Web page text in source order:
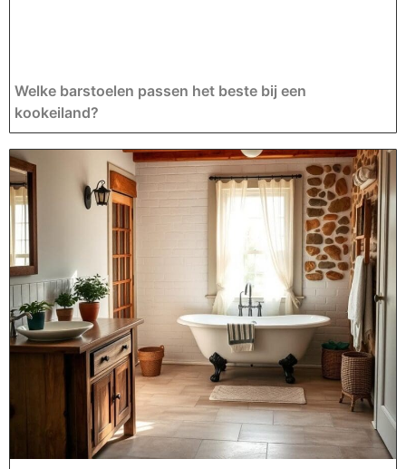
Welke barstoelen passen het beste bij een
kookeiland?